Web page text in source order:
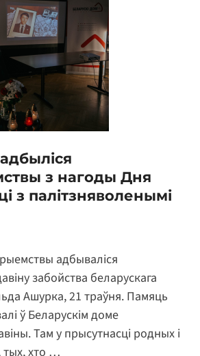
з нагоды Дня
з палітзняволенымі
адбываліся
забойства беларускага
Ашурка, 21 траўня. Памяць
ў Беларускім доме
Там у прысутнасці родных і
тых, хто …